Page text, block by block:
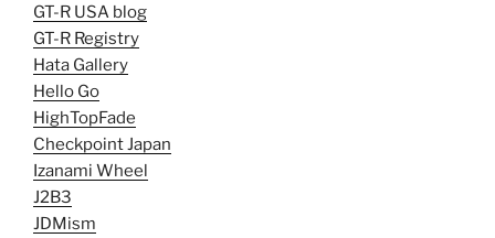
GT-R USA blog
GT-R Registry
Hata Gallery
Hello Go
HighTopFade
Checkpoint Japan
Izanami Wheel
J2B3
JDMism